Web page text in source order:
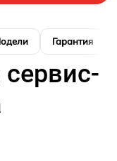
Гарантия